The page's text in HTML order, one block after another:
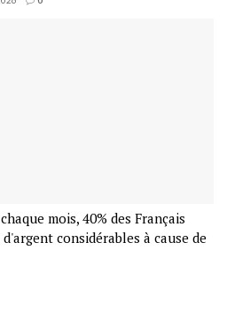
mois, 40% des Français
considérables à cause de